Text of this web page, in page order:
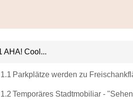
AHA! Cool...
1.1 Parkplätze werden zu
1.2 Temporäres Stadtmobiliar -